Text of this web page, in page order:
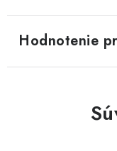
Hodnotenie